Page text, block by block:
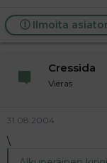
Ilmoita
Cressida
Vieras
31.08.2004
\